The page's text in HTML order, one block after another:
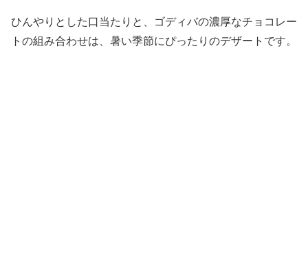
ひんやりとした口当たりと、ゴディバの濃厚なチョコレー
トの組み合わせは、暑い季節にぴったりのデザートです。